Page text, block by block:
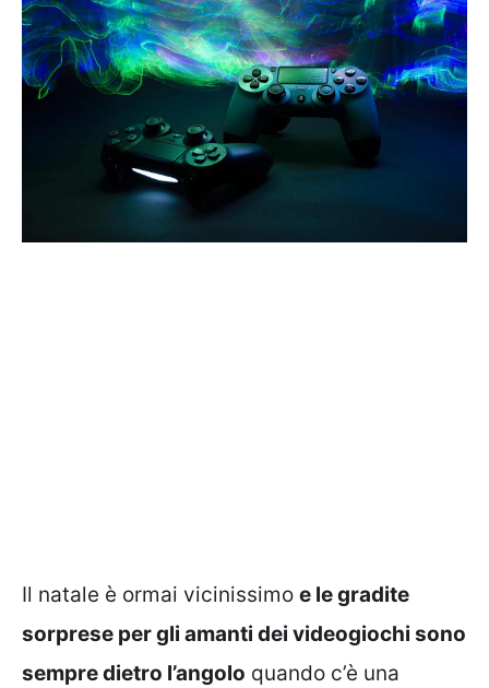
Il natale è ormai vicinissimo e le gradite
sorprese per gli amanti dei videogiochi sono
sempre dietro l’angolo quando c’è una